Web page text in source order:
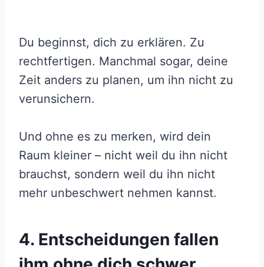
Du beginnst, dich zu erklären. Zu
rechtfertigen. Manchmal sogar, deine
Zeit anders zu planen, um ihn nicht zu
verunsichern.
Und ohne es zu merken, wird dein
Raum kleiner – nicht weil du ihn nicht
brauchst, sondern weil du ihn nicht
mehr unbeschwert nehmen kannst.
4. Entscheidungen fallen